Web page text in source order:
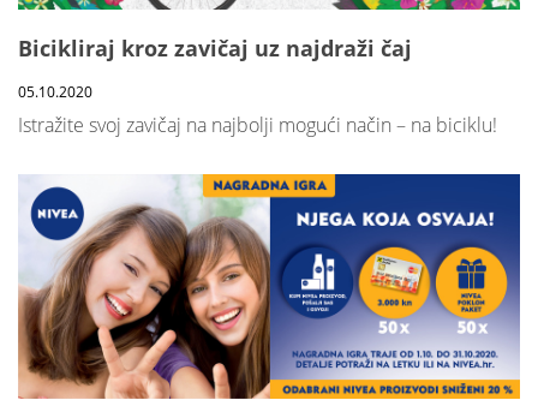
Bicikliraj kroz zavičaj uz najdraži čaj
05.10.2020
Istražite svoj zavičaj na najbolji mogući način – na biciklu!